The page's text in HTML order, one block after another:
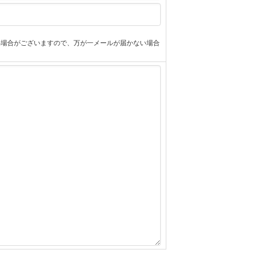
合がございますので、万が一メールが届かない場合